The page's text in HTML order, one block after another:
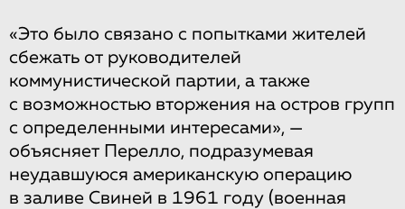
«Это было связано с попытками жителей
сбежать от руководителей
коммунистической партии, а также
с возможностью вторжения на остров групп
с определенными интересами», —
объясняет Перелло, подразумевая
неудавшуюся американскую операцию
в заливе Свиней в 1961 году (военная